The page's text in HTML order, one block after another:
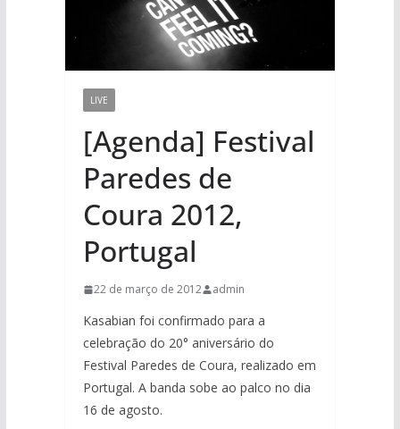
LIVE
[Agenda] Festival
Paredes de
Coura 2012,
Portugal
22 de março de 2012 admin
Kasabian foi confirmado para a
celebração do 20° aniversário do
Festival Paredes de Coura, realizado em
Portugal. A banda sobe ao palco no dia
16 de agosto.